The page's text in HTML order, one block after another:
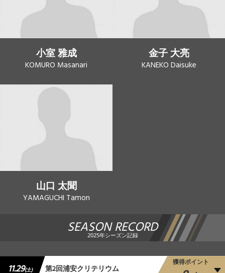
小室 雅成
KOMURO Masanari
金子 大亮
KANEKO Daisuke
山口 太聞
YAMAGUCHI Tamon
SEASON RECORD
2025年シーズン記録
11.29(土) 第2回浦安クリテリウム
獲得ポイント